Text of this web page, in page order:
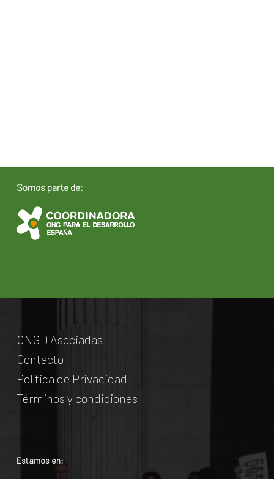
Somos parte de:
ONGD Asociadas
Contacto
Política de Privacidad
Términos y condiciones
Estamos en: